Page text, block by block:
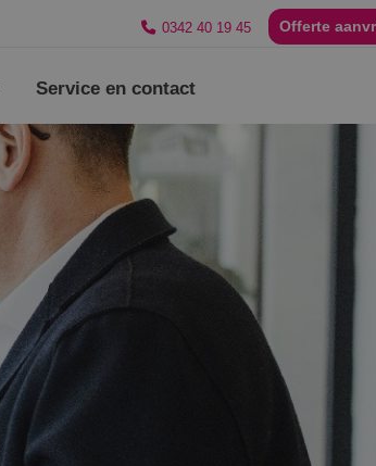
0342 40 19 45 Offerte
Service en contact